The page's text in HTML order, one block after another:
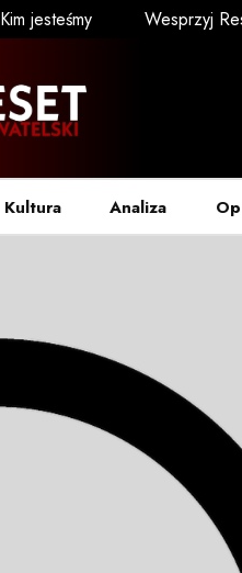
Kim jesteśmy Wesprzyj
Kultura Analiza